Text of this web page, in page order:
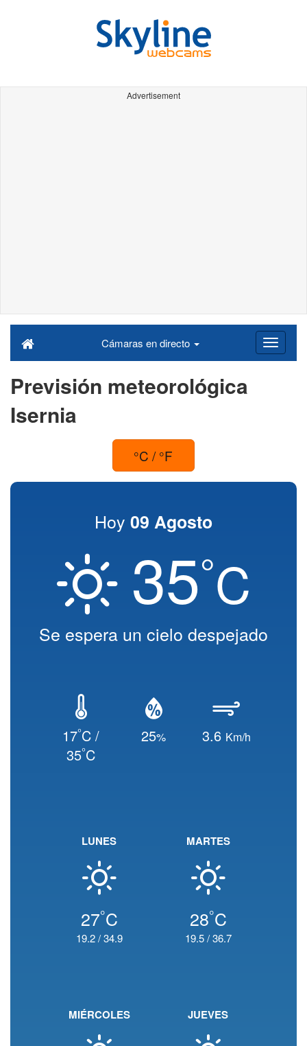
Advertisement
Cámaras en directo
Previsión meteorológica
Isernia
°C / °F
Hoy 09 Agosto
35°C
Se espera un cielo despejado
17°C /
35°C
25% 3.6 Km/h
LUNES
27°C
19.2/34.9
MARTES
28°C
19.5/36.7
MIÉRCOLES JUEVES